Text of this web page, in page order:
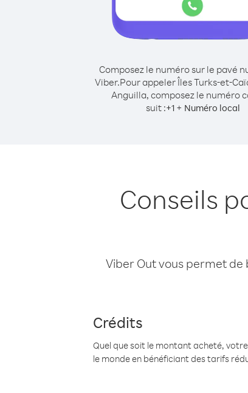
Composez le numéro sur le pavé
Viber.Pour appeler Îles Turks-et-
Anguilla, composez le numéro
suit :+1+ Numéro local
Conseils
Viber Out vous permet
Crédits
Quel que soit le montant acheté,
le monde en bénéficiant des tarifs